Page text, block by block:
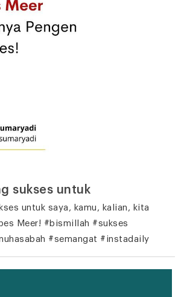
sukses untuk
untuk saya, kamu, kalian, kita
Meer! #bismillah #sukses
#semangat #instadaily